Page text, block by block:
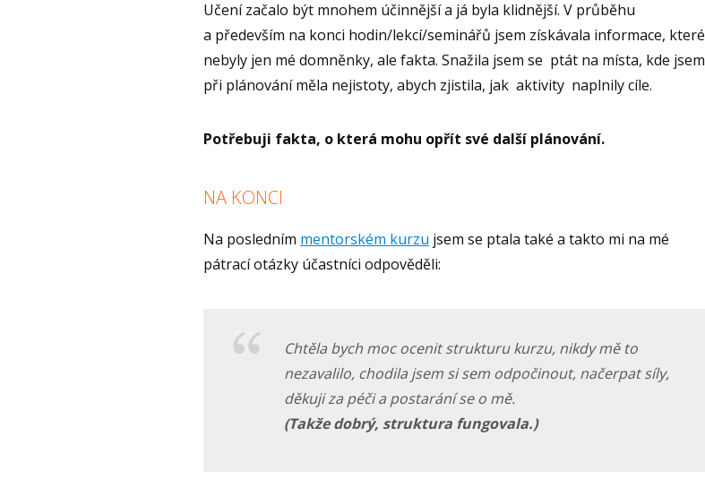
Učení začalo být mnohem účinnější a já byla klidnější. V průběhu
a především na konci hodin/lekcí/seminářů jsem získávala informace, které
nebyly jen mé domněnky, ale fakta. Snažila jsem se ptát na místa, kde jsem
při plánování měla nejistoty, abych zjistila, jak aktivity naplnily cíle.
Potřebuji fakta, o která mohu opřít své další plánování.
NA KONCI
Na posledním mentorském kurzu jsem se ptala také a takto mi na mé
pátrací otázky účastníci odpověděli:
Chtěla bych moc ocenit strukturu kurzu, nikdy mě to
nezavalilo, chodila jsem si sem odpočinout, načerpat síly,
děkuji za péči a postarání se o mě.
(Takže dobrý, struktura fungovala.)